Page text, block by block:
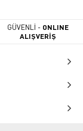
GÜVENLİ - ONLINE
ALIŞVERİŞ